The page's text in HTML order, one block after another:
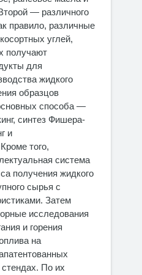
— различного
правило, различные
углей,
получают
для
жидкого
образцов
способа —
синтез Фишера-
и
того,
система
получения жидкого
сырья с
Затем
исследования
и горения
на
По их